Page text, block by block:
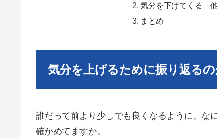
気分を下げてくる「
まとめ
気分を上げるために振り返る
誰だって前より少しでも良くなるように、な
確かめてますか。